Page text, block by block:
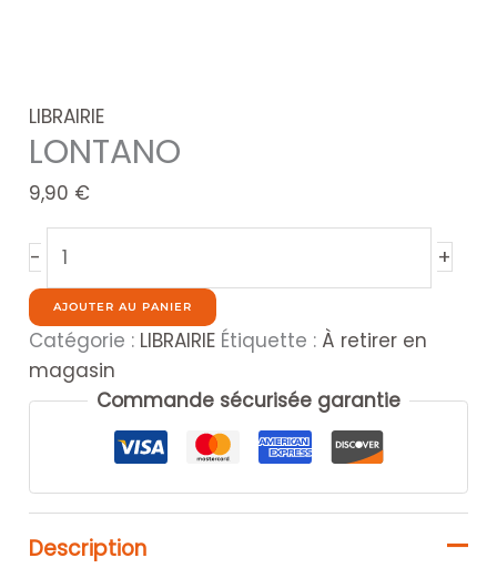
LIBRAIRIE
LONTANO
9,90 €
-
de
LONTANO
+
AJOUTER AU PANIER
Catégorie : LIBRAIRIE Étiquette : À retirer en
magasin
Commande sécurisée garantie
Description